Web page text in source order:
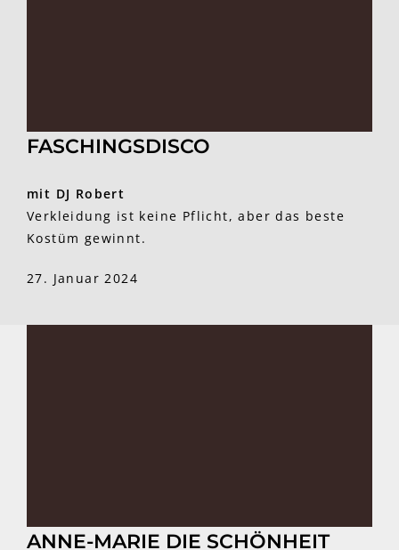
FASCHINGSDISCO
mit DJ Robert
Verkleidung ist keine Pflicht, aber das beste
Kostüm gewinnt.
27. Januar 2024
ANNE-MARIE DIE SCHÖNHEIT